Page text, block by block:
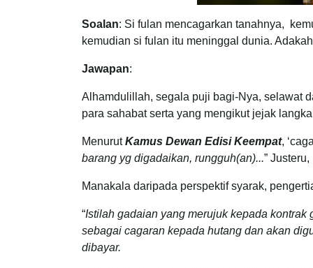
Soalan: Si fulan mencagarkan tanahnya,
kemudian si fulan itu meninggal dunia.
Jawapan:
Alhamdulillah, segala puji bagi-Nya, selawat
para sahabat serta yang mengikut jejak
MenurutKamus Dewan Edisi Keempat,
barang yg digadai­kan, rungguh(an)...”
Manakala daripada perspektif syarak,
“Istilah gadaian yang merujuk kepada
sebagai cagaran kepada hutang dan akan
dibayar.